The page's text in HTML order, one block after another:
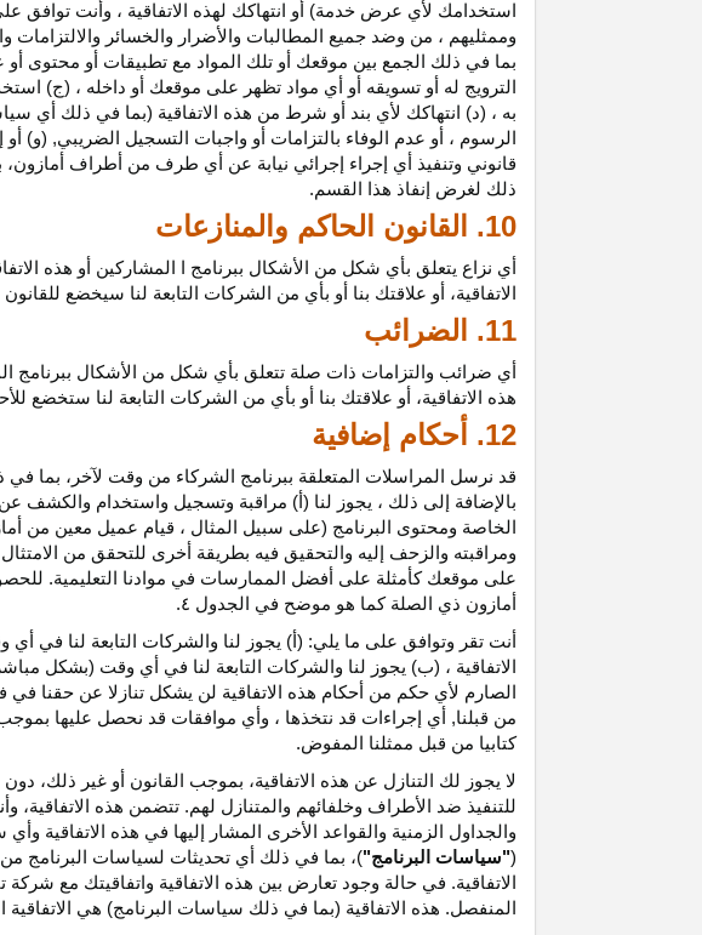
استخدامك لأي عرض خدمة) أو انتهاكك لهذه الاتفاقية ، وأنت توافق
وممثليهم ، من وضد جميع المطالبات والأضرار والخسائر
بما في ذلك الجمع بين موقعك أو تلك المواد مع تطبيقات أو محتوى أو
الترويج له أو تسويقه أو أي مواد تظهر على موقعك أو داخله ، (ج)
به ، (د) انتهاكك لأي بند أو شرط من هذه الاتفاقية (بما في ذلك أي
الرسوم ، أو عدم الوفاء بالتزامات أو واجبات التسجيل الضريبي, (و)
قانوني وتنفيذ أي إجراء إجرائي نيابة عن أي طرف من أطراف
ذلك لغرض إنفاذ هذا القسم.
10. القانون الحاكم والمنازعات
أي نزاع يتعلق بأي شكل من الأشكال ببرنامج ا المشاركين أو هذه
الاتفاقية، أو علاقتك بنا أو بأي من الشركات التابعة لنا سيخضع
11. الضرائب
أي ضرائب والتزامات ذات صلة تتعلق بأي شكل من الأشكال ببرنامج
هذه الاتفاقية، أو علاقتك بنا أو بأي من الشركات التابعة لنا ستخضع
12. أحكام إضافية
قد نرسل المراسلات المتعلقة ببرنامج الشركاء من وقت لآخر، بما في
بالإضافة إلى ذلك ، يجوز لنا (أ) مراقبة وتسجيل واستخدام
الخاصة ومحتوى البرنامج (على سبيل المثال ، قيام عميل معين
ومراقبته والزحف إليه والتحقيق فيه بطريقة أخرى للتحقق من
على موقعك كأمثلة على أفضل الممارسات في موادنا التعليمية.
أمازون ذي الصلة كما هو موضح في الجدول ٤.
أنت تقر وتوافق على ما يلي: (أ) يجوز لنا والشركات التابعة لنا
الاتفاقية ، (ب) يجوز لنا والشركات التابعة لنا في أي وقت (بشكل
الصارم لأي حكم من أحكام هذه الاتفاقية لن يشكل تنازلا عن حقنا
من قبلنا, أي إجراءات قد نتخذها ، وأي موافقات قد نحصل عليها بموجب
كتابيا من قبل ممثلنا المفوض.
لا يجوز لك التنازل عن هذه الاتفاقية، بموجب القانون أو غير ذلك،
للتنفيذ ضد الأطراف وخلفائهم والمتنازل لهم. تتضمن هذه
والجداول الزمنية والقواعد الأخرى المشار إليها في هذه
("سياسات البرنامج")، بما في ذلك أي تحديثات لسياسات البرنامج
الاتفاقية. في حالة وجود تعارض بين هذه الاتفاقية واتفاقيتك مع
المنفصل. هذه الاتفاقية (بما في ذلك سياسات البرنامج) هي الاتفاقية